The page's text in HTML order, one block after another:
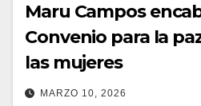
Maru Campos
Convenio para la
las mujeres
MARZO 10, 2026